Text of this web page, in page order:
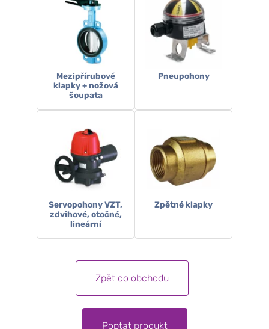
Mezipřírubové
klapky + nožová
šoupata
Pneupohony
Servopohony VZT,
zdvihové, otočné,
lineární
Zpětné klapky
Zpět do obchodu
Poptat produkt